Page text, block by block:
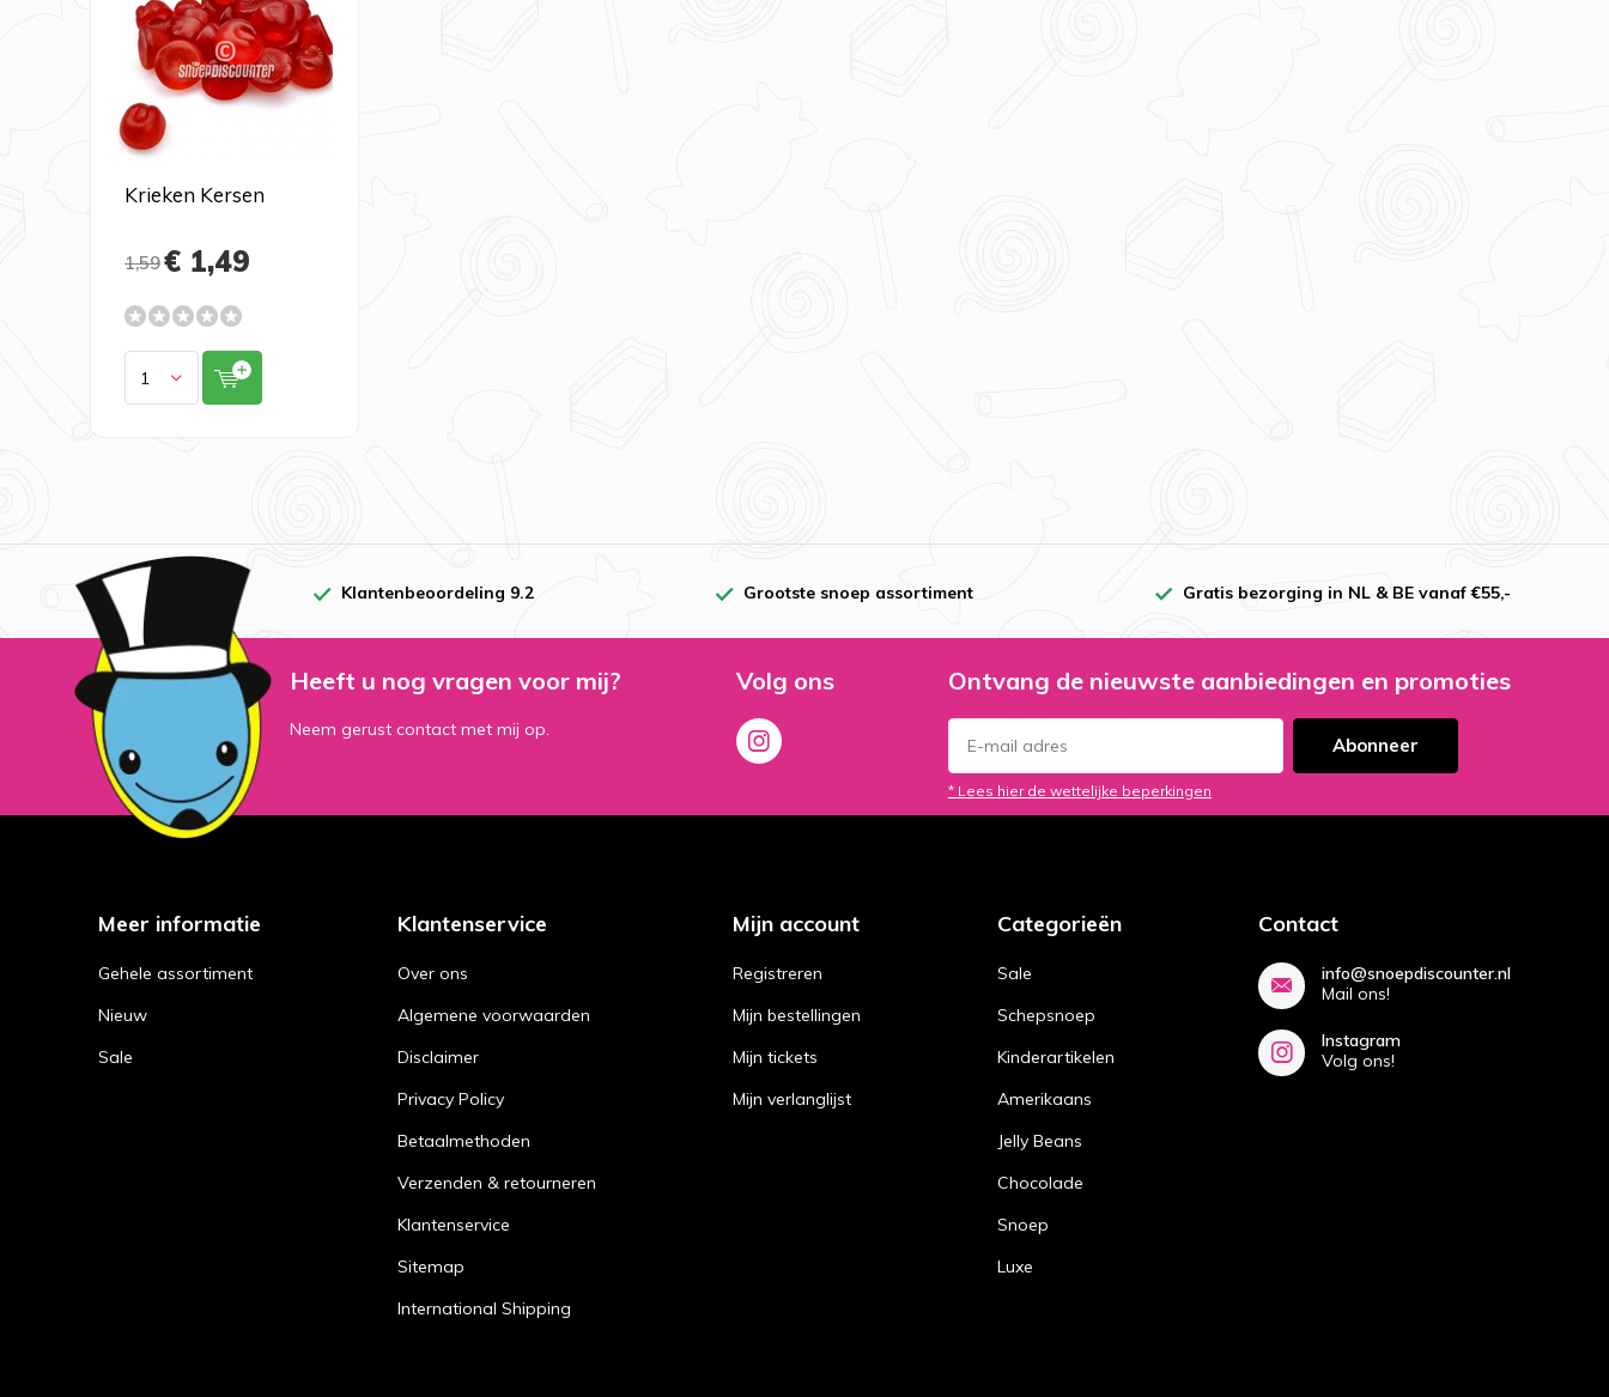
Krieken Kersen
1,59€ 1,49
Klantenbeoordeling 9.2 Grootste snoep assortiment Gratis bezorging in NL & BE vanaf €55,-
Heeft u nog vragen voor mij?
Neem gerust contact met mij op.
Volg ons Ontvang de nieuwste aanbiedingen en promoties
Abonneer
* Lees hier de wettelijke beperkingen
Meer informatie
Gehele assortiment
Nieuw
Sale
Klantenservice
Over ons
Algemene voorwaarden
Disclaimer
Privacy Policy
Betaalmethoden
Verzenden & retourneren
Klantenservice
Sitemap
International Shipping
Mijn account
Registreren
Mijn bestellingen
Mijn tickets
Mijn verlanglijst
Categorieën
Sale
Schepsnoep
Kinderartikelen
Amerikaans
Jelly Beans
Chocolade
Snoep
Luxe
Contact
info@snoepdiscounter.nl
Mail ons!
Instagram
Volg ons!